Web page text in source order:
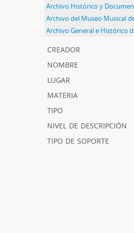
creador
nombre
lugar
materia
tipo
nivel de descripción
tipo de soporte